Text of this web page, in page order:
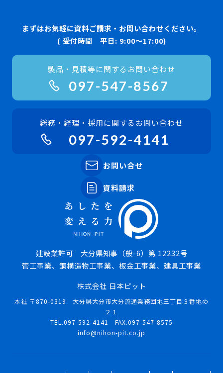
まずはお気軽に資料ご請求・お問い合わせください。
( 受付時間 平日: 9:00〜17:00)
製品・見積等に関するお問い合わせ
097-547-8567
総務・経理・採用に関するお問い合わせ
097-592-4141
お問い合せ
資料請求
建設業許可 大分県知事（般-6）第 12232号
管工事業、鋼構造物工事業、板金工事業、建具工事業
株式会社 日本ピット
本社 〒870-0319 大分県大分市大分流通業務団地三丁目３番地の
２１
TEL.097-592-4141 FAX.097-547-8575
info@nihon-pit.co.jp